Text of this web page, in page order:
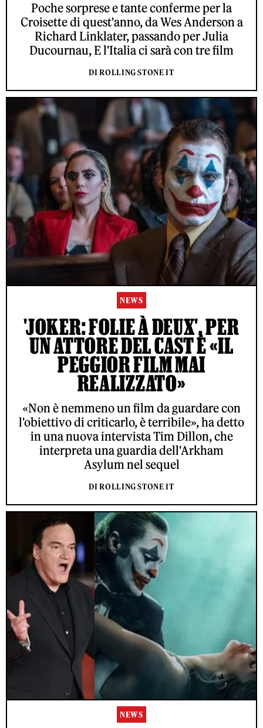
Poche sorprese e tante conferme per la
Croisette di quest'anno, da Wes Anderson a
Richard Linklater, passando per Julia
Ducournau, E l'Italia ci sarà con tre film
DI ROLLING STONE IT
NEWS
'JOKER: FOLIE À DEUX', PER
UN ATTORE DEL CAST È «IL
PEGGIOR FILM MAI
REALIZZATO»
«Non è nemmeno un film da guardare con
l'obiettivo di criticarlo, è terribile», ha detto
in una nuova intervista Tim Dillon, che
interpreta una guardia dell'Arkham
Asylum nel sequel
DI ROLLING STONE IT
NEWS